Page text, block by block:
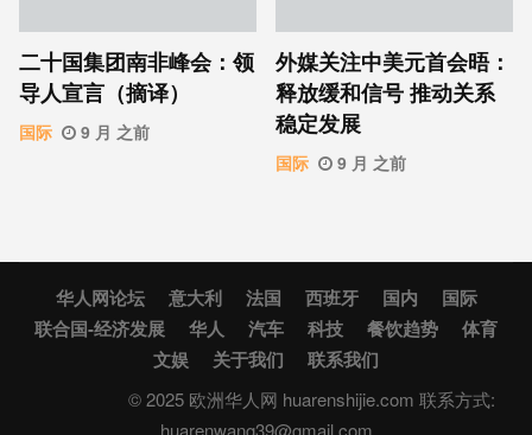
二十国集团南非峰会：领
导人宣言（摘译）
国际 9 月 之前
外媒关注中美元首会晤：
释放缓和信号 推动关系
稳定发展
国际 9 月 之前
华人网论坛 意大利 法国 西班牙 国内
国际
联合国-经济发展
华人 汽车 科技 餐饮趋势
体育
文娱
关于我们 联系我们
© 2025 欧洲华人网 huarenshijie.com 联系方式:
huarenwang39@gmail.com